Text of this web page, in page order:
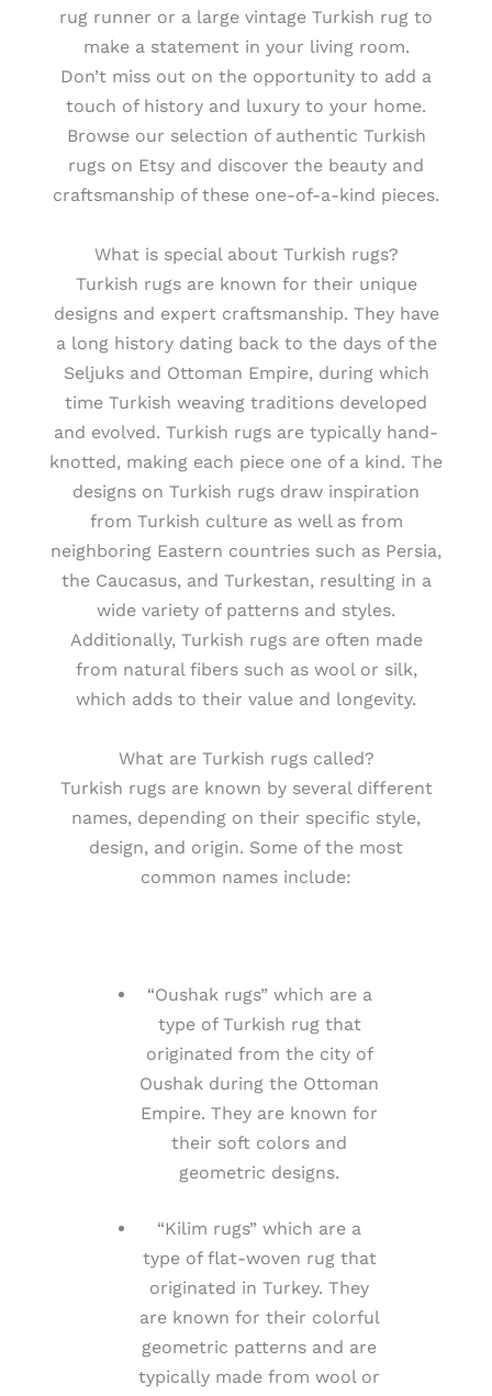
rug runner or a large vintage Turkish rug to
make a statement in your living room.
Don’t miss out on the opportunity to add a
touch of history and luxury to your home.
Browse our selection of authentic Turkish
rugs on Etsy and discover the beauty and
craftsmanship of these one-of-a-kind pieces.
What is special about Turkish rugs?
Turkish rugs are known for their unique
designs and expert craftsmanship. They have
a long history dating back to the days of the
Seljuks and Ottoman Empire, during which
time Turkish weaving traditions developed
and evolved. Turkish rugs are typically hand-
knotted, making each piece one of a kind. The
designs on Turkish rugs draw inspiration
from Turkish culture as well as from
neighboring Eastern countries such as Persia,
the Caucasus, and Turkestan, resulting in a
wide variety of patterns and styles.
Additionally, Turkish rugs are often made
from natural fibers such as wool or silk,
which adds to their value and longevity.
What are Turkish rugs called?
Turkish rugs are known by several different
names, depending on their specific style,
design, and origin. Some of the most
common names include:
“Oushak rugs” which are a
type of Turkish rug that
originated from the city of
Oushak during the Ottoman
Empire. They are known for
their soft colors and
geometric designs.
“Kilim rugs” which are a
type of flat-woven rug that
originated in Turkey. They
are known for their colorful
geometric patterns and are
typically made from wool or